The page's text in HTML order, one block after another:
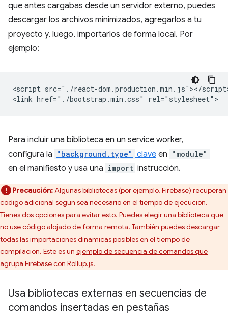
que antes cargabas desde un servidor externo, puedes
descargar los archivos minimizados, agregarlos a tu
proyecto y, luego, importarlos de forma local. Por
ejemplo:
<script src="./react-dom.production.min.js"></
Para incluir una biblioteca en un service worker,
configura la "background.type" clave en "module"
en el manifiesto y usa una import instrucción.
Precaución:Algunas bibliotecas (por ejemplo, Firebase) recuperan
código adicional según sea necesario en el tiempo de ejecución.
Tienes dos opciones para evitar esto. Puedes elegir una biblioteca que
no use código alojado de forma remota. También puedes descargar
todas las importaciones dinámicas posibles en el tiempo de
compilación. Este es un ejemplo de secuencia de comandos que
agrupa Firebase con Rollup.js.
Usa bibliotecas externas en secuencias de
comandos insertadas en pestañas